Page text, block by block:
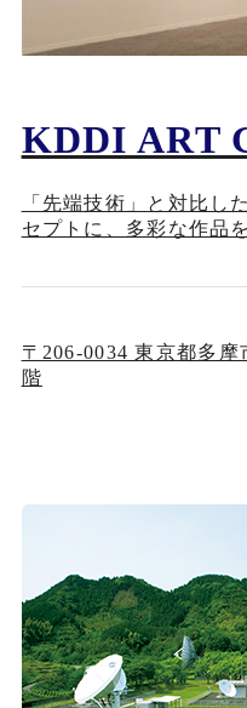
KDDI ART
「先端技術」と対比し
セプトに、多彩な作品
〒206-0034 東京都多
階
新規ウィンドウで開く